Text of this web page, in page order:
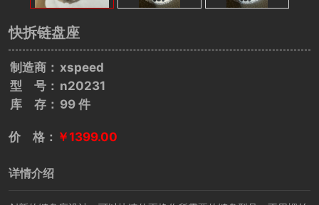
快拆链盘座
制造商： xspeed
型 号： n20231
库 存： 99 件
价 格： ￥1399.00
详情介绍